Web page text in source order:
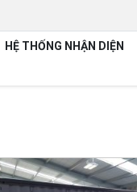
HỆ THỐNG NHẬN DIỆN